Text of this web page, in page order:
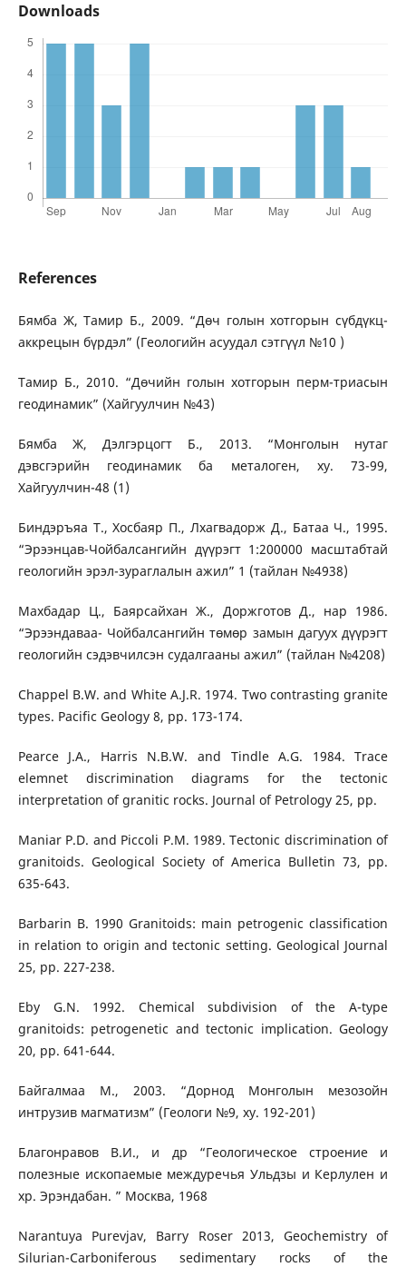
Downloads
References
Бямба Ж, Тамир Б., 2009. “Дөч голын хотгорын сүбдүкц-
аккрецын бүрдэл” (Геологийн асуудал сэтгүүл №10 )
Тамир Б., 2010. “Дөчийн голын хотгорын перм-триасын
геодинамик” (Хайгуулчин №43)
Бямба Ж, Дэлгэрцогт Б., 2013. “Монголын нутаг
дэвсгэрийн геодинамик ба металоген, ху. 73-99,
Хайгуулчин-48 (1)
Биндэръяа Т., Хосбаяр П., Лхагвадорж Д., Батаа Ч., 1995.
“Эрээнцав-Чойбалсангийн дүүрэгт 1:200000 масштабтай
геологийн эрэл-зураглалын ажил” 1 (тайлан №4938)
Махбадар Ц., Баярсайхан Ж., Доржготов Д., нар 1986.
“Эрээндаваа- Чойбалсангийн төмөр замын дагуух дүүрэгт
геологийн сэдэвчилсэн судалгааны ажил” (тайлан №4208)
Chappel B.W. and White A.J.R. 1974. Two contrasting granite
types. Pacific Geology 8, pp. 173-174.
Pearce J.A., Harris N.B.W. and Tindle A.G. 1984. Trace
elemnet discrimination diagrams for the tectonic
interpretation of granitic rocks. Journal of Petrology 25, pp.
Maniar P.D. and Piccoli P.M. 1989. Tectonic discrimination of
granitoids. Geological Society of America Bulletin 73, pp.
635-643.
Barbarin B. 1990 Granitoids: main petrogenic classification
in relation to origin and tectonic setting. Geological Journal
25, pp. 227-238.
Eby G.N. 1992. Chemical subdivision of the A-type
granitoids: petrogenetic and tectonic implication. Geology
20, pp. 641-644.
Байгалмаа М., 2003. “Дорнод Монголын мезозойн
интрузив магматизм” (Геологи №9, ху. 192-201)
Благонравов В.И., и др “Геологическое строение и
полезные ископаемые междуречья Ульдзы и Керлулен и
хр. Эрэндабан. ” Москва, 1968
Narantuya Purevjav, Barry Roser 2013, Geochemistry of
Silurian-Carboniferous sedimentary rocks of the